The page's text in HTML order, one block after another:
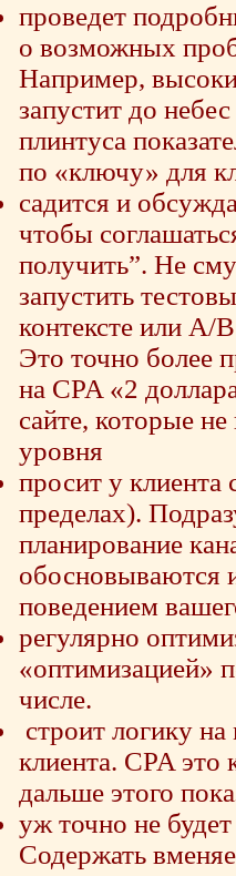
проведет
о возможных
Например,
запустит до
плинтуса
по «ключу» для
садится и
чтобы
получить”. Не
запустить
контексте или A/
Это точно более
на CPA «2
сайте, которые
уровня
просит у клиента
пределах).
планирование
обосновываются
поведением
регулярно
«оптимизацией»
числе.
строит логику
клиента. CPA
дальше этого
уж точно не
Содержать